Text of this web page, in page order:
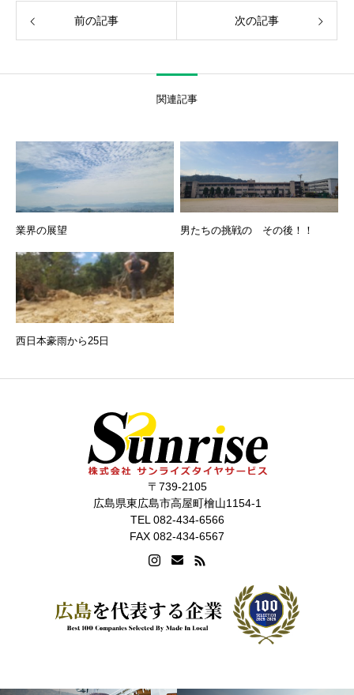
前の記事 次の記事
関連記事
業界の展望 男たちの挑戦の その後！！
西日本豪雨から25日
〒739-2105
広島県東広島市高屋町檜山1154-1
TEL 082-434-6566
FAX 082-434-6567